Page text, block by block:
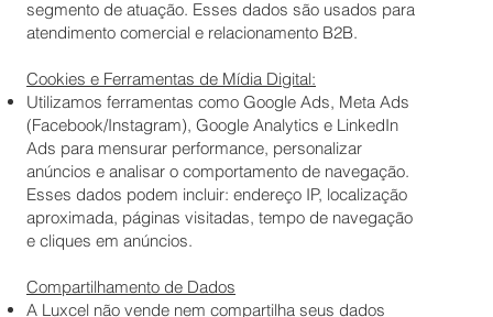
segmento de atuação. Esses dados são usados para
atendimento comercial e relacionamento B2B.
Cookies e Ferramentas de Mídia Digital:
Utilizamos ferramentas como Google Ads, Meta Ads
(Facebook/Instagram), Google Analytics e LinkedIn
Ads para mensurar performance, personalizar
anúncios e analisar o comportamento de navegação.
Esses dados podem incluir: endereço IP, localização
aproximada, páginas visitadas, tempo de navegação
e cliques em anúncios.
Compartilhamento de Dados
A Luxcel não vende nem compartilha seus dados